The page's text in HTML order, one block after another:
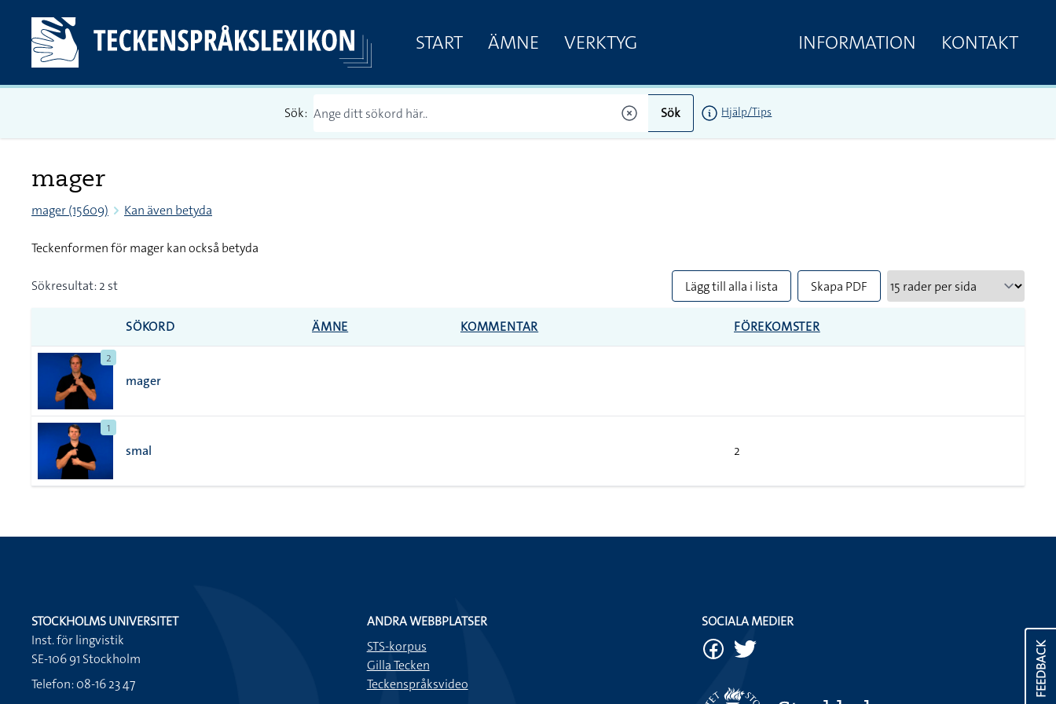
START ÄMNE VERKTYG INFORMATION KONTAKT
Sök: Sök Hjälp/Tips
mager
mager (15609) Kan även betyda
Teckenformen för mager kan också betyda
Sökresultat: 2 st Lägg till alla i lista Skapa PDF
SÖKORD ÄMNE KOMMENTAR FÖREKOMSTER
2
mager
1
smal 2
FEEDBACK
STOCKHOLMS UNIVERSITET
Inst. för lingvistik
SE-106 91 Stockholm
Telefon: 08-16 23 47
ANDRA WEBBPLATSER
STS-korpus
Gilla Tecken
Teckenspråksvideo
SOCIALA MEDIER